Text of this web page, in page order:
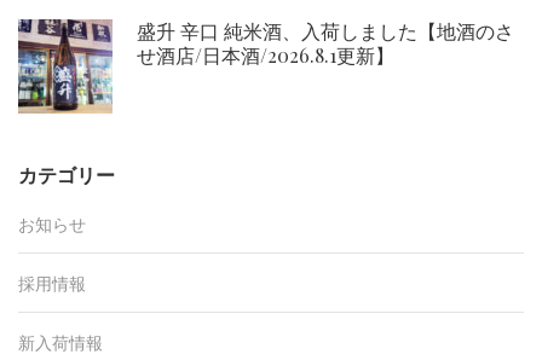
盛升 辛口 純米酒、入荷しました【地酒のさ
せ酒店/日本酒/2026.8.1更新】
カテゴリー
お知らせ
採用情報
新入荷情報